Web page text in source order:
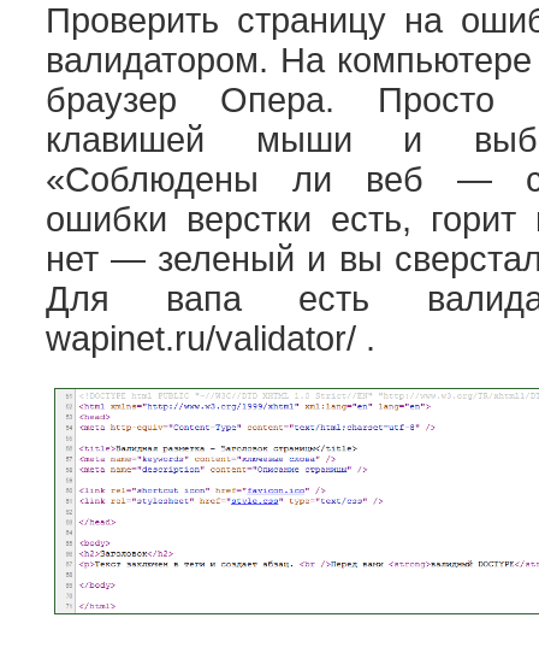
Проверить страницу на
валидатором. На
браузер Опера. Просто
клавишей мыши и
«Соблюдены ли веб —
ошибки верстки есть,
нет — зеленый и вы
Для вапа есть
wapinet.ru/validator/ .